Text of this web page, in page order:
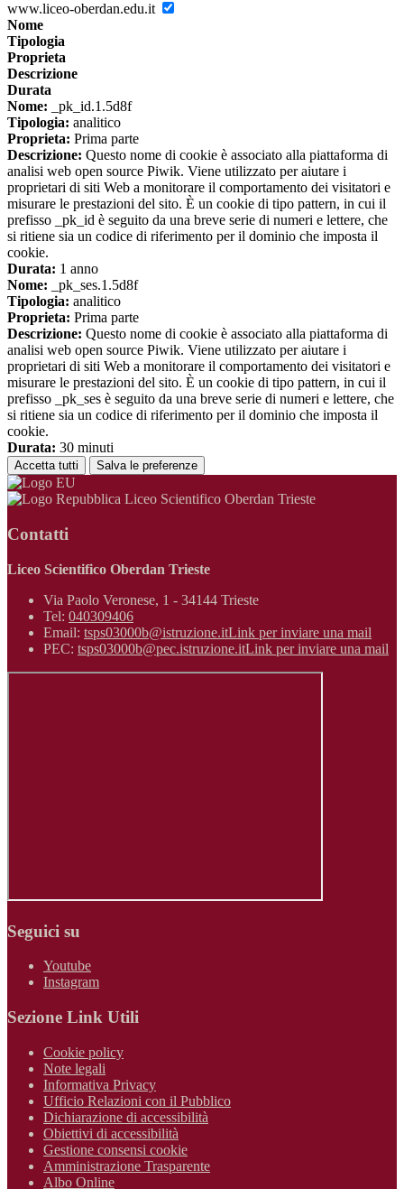
www.liceo-oberdan.edu.it
Nome
Tipologia
Proprieta
Descrizione
Durata
Nome: _pk_id.1.5d8f
Tipologia: analitico
Proprieta: Prima parte
Descrizione: Questo nome di cookie è associato alla piattaforma di
analisi web open source Piwik. Viene utilizzato per aiutare i
proprietari di siti Web a monitorare il comportamento dei visitatori e
misurare le prestazioni del sito. È un cookie di tipo pattern, in cui il
prefisso _pk_id è seguito da una breve serie di numeri e lettere, che
si ritiene sia un codice di riferimento per il dominio che imposta il
cookie.
Durata: 1 anno
Nome: _pk_ses.1.5d8f
Tipologia: analitico
Proprieta: Prima parte
Descrizione: Questo nome di cookie è associato alla piattaforma di
analisi web open source Piwik. Viene utilizzato per aiutare i
proprietari di siti Web a monitorare il comportamento dei visitatori e
misurare le prestazioni del sito. È un cookie di tipo pattern, in cui il
prefisso _pk_ses è seguito da una breve serie di numeri e lettere, che
si ritiene sia un codice di riferimento per il dominio che imposta il
cookie.
Durata: 30 minuti
Accetta tutti Salva le preferenze
Liceo Scientifico Oberdan Trieste
Contatti
Liceo Scientifico Oberdan Trieste
Via Paolo Veronese, 1 - 34144 Trieste
Tel: 040309406
Email: tsps03000b@istruzione.itLink per inviare una mail
PEC: tsps03000b@pec.istruzione.itLink per inviare una mail
Seguici su
Youtube
Instagram
Sezione Link Utili
Cookie policy
Note legali
Informativa Privacy
Ufficio Relazioni con il Pubblico
Dichiarazione di accessibilità
Obiettivi di accessibilità
Gestione consensi cookie
Amministrazione Trasparente
Albo Online